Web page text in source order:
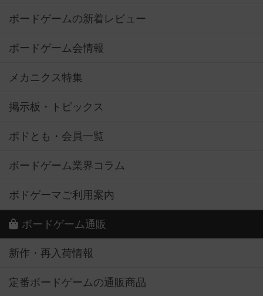
ボードゲームの新着レビュー
ボードゲーム会情報
メカニクス特集
掲示板・トピックス
ボドとも・会員一覧
ボードゲーム業界コラム
ボドゲーマご利用案内
ボードゲーム通販
新作・再入荷情報
定番ボードゲームの通販商品